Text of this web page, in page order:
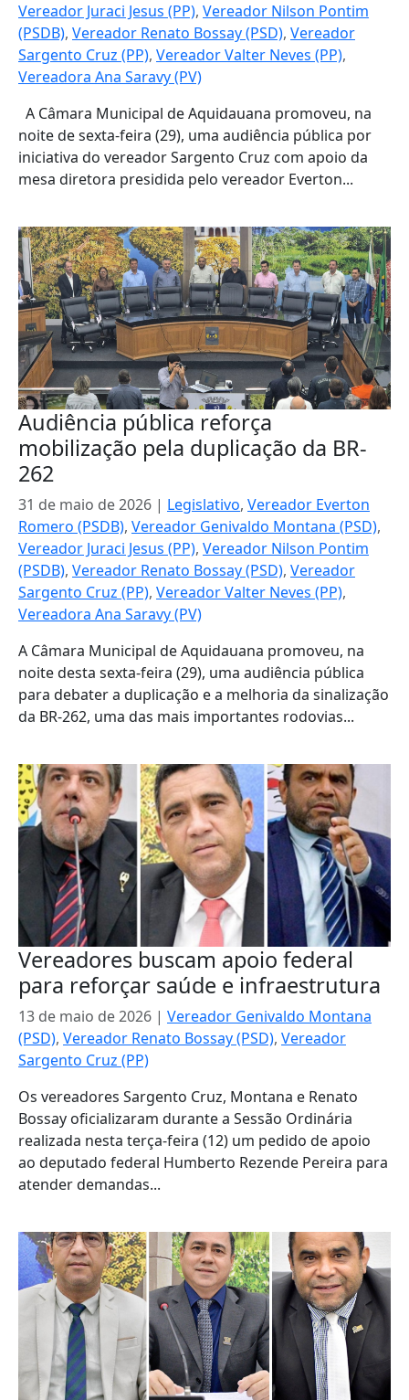
Vereador Juraci Jesus (PP), Vereador Nilson Pontim
(PSDB), Vereador Renato Bossay (PSD), Vereador
Sargento Cruz (PP), Vereador Valter Neves (PP),
Vereadora Ana Saravy (PV)
A Câmara Municipal de Aquidauana promoveu, na
noite de sexta-feira (29), uma audiência pública por
iniciativa do vereador Sargento Cruz com apoio da
mesa diretora presidida pelo vereador Everton...
Audiência pública reforça
mobilização pela duplicação da BR-
262
31 de maio de 2026 | Legislativo, Vereador Everton
Romero (PSDB), Vereador Genivaldo Montana (PSD),
Vereador Juraci Jesus (PP), Vereador Nilson Pontim
(PSDB), Vereador Renato Bossay (PSD), Vereador
Sargento Cruz (PP), Vereador Valter Neves (PP),
Vereadora Ana Saravy (PV)
A Câmara Municipal de Aquidauana promoveu, na
noite desta sexta-feira (29), uma audiência pública
para debater a duplicação e a melhoria da sinalização
da BR-262, uma das mais importantes rodovias...
Vereadores buscam apoio federal
para reforçar saúde e infraestrutura
13 de maio de 2026 | Vereador Genivaldo Montana
(PSD), Vereador Renato Bossay (PSD), Vereador
Sargento Cruz (PP)
Os vereadores Sargento Cruz, Montana e Renato
Bossay oficializaram durante a Sessão Ordinária
realizada nesta terça-feira (12) um pedido de apoio
ao deputado federal Humberto Rezende Pereira para
atender demandas...